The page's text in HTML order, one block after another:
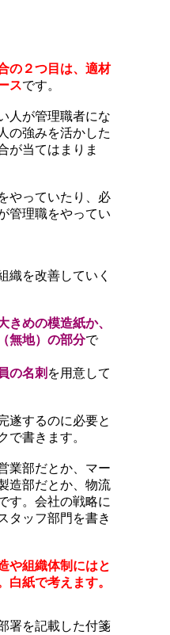
の２つ目は、適材
スです。
人が管理職者にな
の強みを活かした
が当てはまりま
やっていたり、必
管理職をやってい
織を改善していく
きめの模造紙か、
無地）の部分で
の名刺 を用意して
遂するのに必要と
で書きます。
業部だとか、マー
造部だとか、物流
す。会社の戦略に
タッフ部門を書き
や組織体制にはと
白紙で考えます。
署を記載した付箋